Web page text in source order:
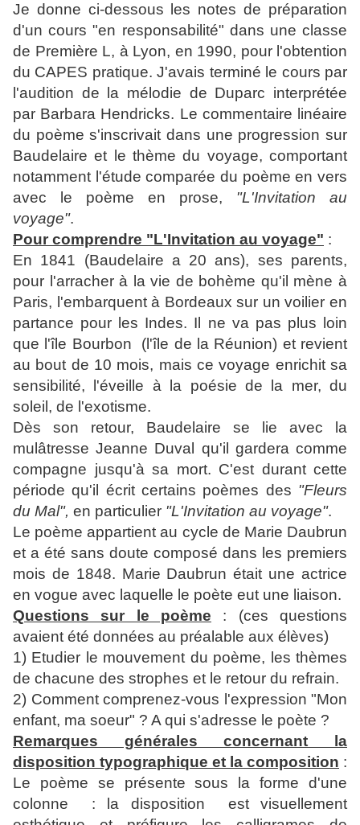
Je donne ci-dessous les notes de préparation
d'un cours "en responsabilité" dans une classe
de Première L, à Lyon, en 1990, pour l'obtention
du CAPES pratique. J'avais terminé le cours par
l'audition de la mélodie de Duparc interprétée
par Barbara Hendricks. Le commentaire linéaire
du poème s'inscrivait dans une progression sur
Baudelaire et le thème du voyage, comportant
notamment l'étude comparée du poème en vers
avec le poème en prose, "L'Invitation au
voyage".
Pour comprendre "L'Invitation au voyage" :
En 1841 (Baudelaire a 20 ans), ses parents,
pour l'arracher à la vie de bohème qu'il mène à
Paris, l'embarquent à Bordeaux sur un voilier en
partance pour les Indes. Il ne va pas plus loin
que l'île Bourbon (l'île de la Réunion) et revient
au bout de 10 mois, mais ce voyage enrichit sa
sensibilité, l'éveille à la poésie de la mer, du
soleil, de l'exotisme.
Dès son retour, Baudelaire se lie avec la
mulâtresse Jeanne Duval qu'il gardera comme
compagne jusqu'à sa mort. C'est durant cette
période qu'il écrit certains poèmes des "Fleurs
du Mal", en particulier "L'Invitation au voyage".
Le poème appartient au cycle de Marie Daubrun
et a été sans doute composé dans les premiers
mois de 1848. Marie Daubrun était une actrice
en vogue avec laquelle le poète eut une liaison.
Questions sur le poème : (ces questions
avaient été données au préalable aux élèves)
1) Etudier le mouvement du poème, les thèmes
de chacune des strophes et le retour du refrain.
2) Comment comprenez-vous l'expression "Mon
enfant, ma soeur" ? A qui s'adresse le poète ?
Remarques générales concernant la
disposition typographique et la composition :
Le poème se présente sous la forme d'une
colonne : la disposition est visuellement